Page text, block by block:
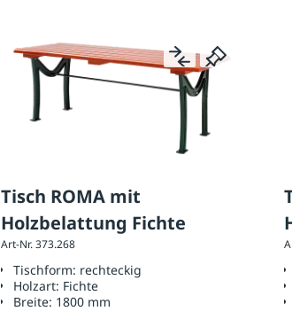
Tisch ROMA mit
Holzbelattung Fichte
Art-Nr. 373.268
Tischform: rechteckig
Holzart: Fichte
Breite: 1800 mm